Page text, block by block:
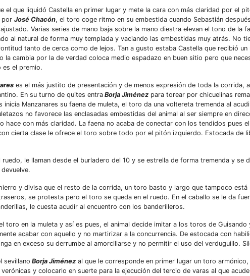
el que liquidó Castella en primer lugar y mete la cara con más claridad por el
por José Chacón, el toro coge ritmo en su embestida cuando Sebastián
Varias series de mano baja sobre la mano diestra elevan el tono de la
al natural de forma muy templada y vaciando las embestidas muy atrás. No
tanto de cerca como de lejos. Tan a gusto estaba Castella que recibió un
la cambia por la de verdad coloca medio espadazo en buen sitio pero que
es el premio.
es el más justito de presentación y de menos expresión de toda la corrida,
En su turno de quites entra Borja Jiménez para torear por chicuelinas
Manzanares su faena de muleta, el toro da una voltereta tremenda al
no favorece las enclasadas embestidas del animal al ser siempre en
hace con más claridad. La faena no acaba de conectar con los tendidos pues
cierta clase le ofrece el toro sobre todo por el pitón izquierdo. Estocada de
le llaman desde el burladero del 10 y se estrella de forma tremenda y se
y divisa que el resto de la corrida, un toro basto y largo que tampoco
se protesta pero el toro se queda en el ruedo. En el caballo se le da
le cuesta acudir al encuentro con los banderilleros.
toro en la muleta y así es pues, el animal decide imitar a los toros de Guisando
acabar con aquello y no martirizar a la concurrencia. De estocada con
en exceso su derrumbe al amorcillarse y no permitir el uso del verduguillo.
sevillano Borja Jiménez al que le corresponde en primer lugar un toro
y colocarlo en suerte para la ejecución del tercio de varas al que